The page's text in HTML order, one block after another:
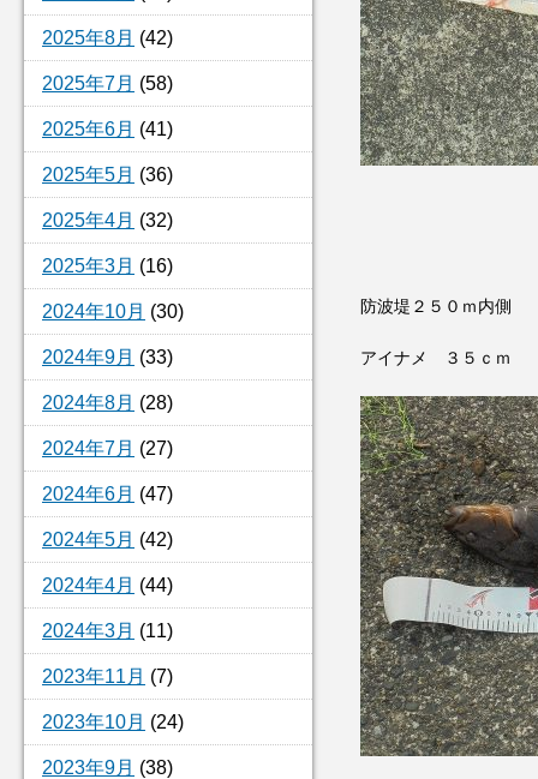
2025年8月 (42)
2025年7月 (58)
2025年6月 (41)
2025年5月 (36)
2025年4月 (32)
2025年3月 (16)
2024年10月 (30)
2024年9月 (33)
2024年8月 (28)
2024年7月 (27)
2024年6月 (47)
2024年5月 (42)
2024年4月 (44)
2024年3月 (11)
2023年11月 (7)
2023年10月 (24)
2023年9月 (38)
防波堤２５０ｍ内側
アイナメ ３５ｃｍ